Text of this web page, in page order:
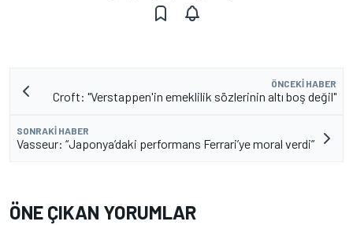
ÖNCEKI HABER
Croft: "Verstappen'in emeklilik sözlerinin altı boş değil"
SONRAKI HABER
Vasseur: “Japonya’daki performans Ferrari’ye moral verdi”
ÖNE ÇIKAN YORUMLAR